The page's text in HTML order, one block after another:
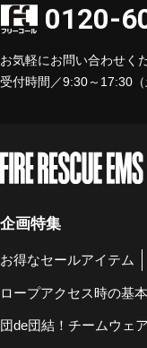
0120-
お気軽にお問い合わせく
受付時間／9:30～17:30（
企画特集
お得なセールアイテム
ロープアクセス時の基
団de団結！チームウェア